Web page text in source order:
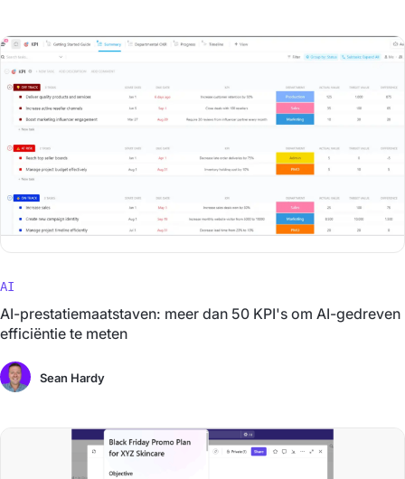
AI
AI-prestatiemaatstaven: meer dan 50 KPI's om AI-gedreven
efficiëntie te meten
Sean Hardy